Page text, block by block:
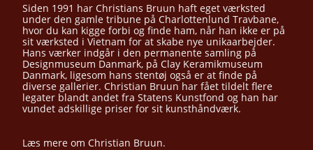
Siden 1991 har Christians Bruun haft eget værksted
under den gamle tribune på Charlottenlund Travbane,
hvor du kan kigge forbi og finde ham, når han ikke er på
sit værksted i Vietnam for at skabe nye unikaarbejder.
Hans værker indgår i den permanente samling på
Designmuseum Danmark, på Clay Keramikmuseum
Danmark, ligesom hans stentøj også er at finde på
diverse gallerier. Christian Bruun har fået tildelt flere
legater blandt andet fra Statens Kunstfond og han har
vundet adskillige priser for sit kunsthåndværk.
Læs mere om Christian Bruun.